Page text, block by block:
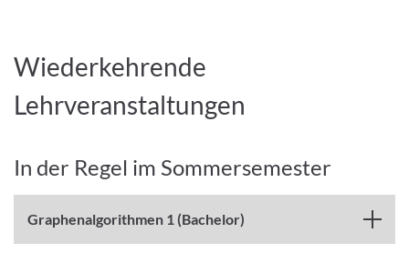
Wiederkehrende
Lehrveranstaltungen
In der Regel im Sommersemester
Graphenalgorithmen 1 (Bachelor)